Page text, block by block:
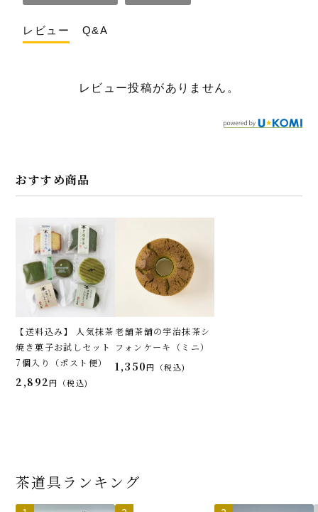
レビュー Q&A
レビュー投稿がありません。
おすすめ商品
【送料込み】 人気抹茶
焼き菓子お試しセット
7個入り（ポスト便）
2,892 税込
老舗茶舗の宇治抹茶シ
フォンケーキ（ミニ）
1,350 税込
茶道具ランキング